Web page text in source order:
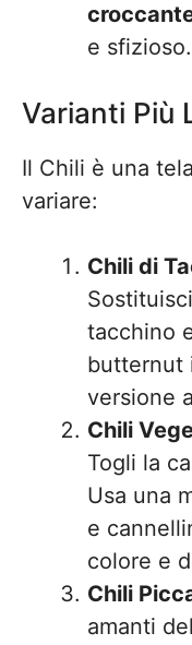
e sfizioso.
Varianti Più
Il Chili è una
variare:
Chili di
tacchino
butternut
versione
Chili
Togli la
Usa una
e
colore e
Chili
amanti